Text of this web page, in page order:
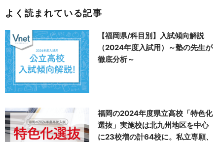
よく読まれている記事
【福岡県/科目別】入試傾向解説
（2024年度入試用）～塾の先生が
徹底分析～
福岡の2024年度県立高校「特色化
選抜」実施校は北九州地区を中心
に23校増の計64校に。私立専願、